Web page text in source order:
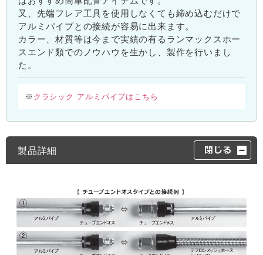
又、先端フレア工具を使用しなくても締め込むだけで
アルミパイプとの接続が容易に出来ます。
カラー、材質等は今まで実績の有るランマックスホー
スエンド類でのノウハウを生かし、製作を行いまし
た。
※ クラシック アルミパイプはこちら
製品詳細